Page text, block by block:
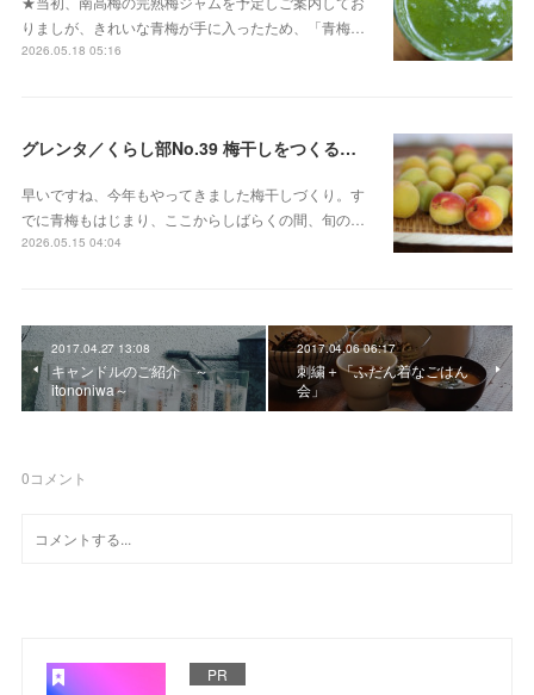
りましが、きれいな青梅が手に入ったため、「青梅…
2026.05.18 05:16
グレンタ／くらし部No.39 梅干しをつくる会 2026
早いですね、今年もやってきました梅干しづくり。す
でに青梅もはじまり、ここからしばらくの間、旬の…
2026.05.15 04:04
2017.04.27 13:08
キャンドルのご紹介 ～
itononiwa～
2017.04.06 06:17
刺繍＋「ふだん着なごはん
会」
0コメント
PR